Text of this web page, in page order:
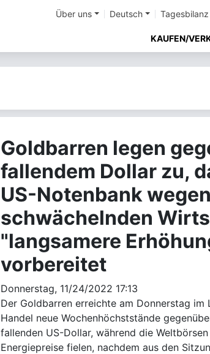
Über uns Deutsch Tagesbilanz
KAUFEN/
Goldbarren legen
fallendem Dollar zu,
US-Notenbank
schwächelnden
"langsamere
vorbereitet
Donnerstag, 11/24/2022 17:13
Der Goldbarren erreichte am Donnerstag im
Handel neue Wochenhöchststände
fallenden US-Dollar, während die
Energiepreise fielen, nachdem aus den